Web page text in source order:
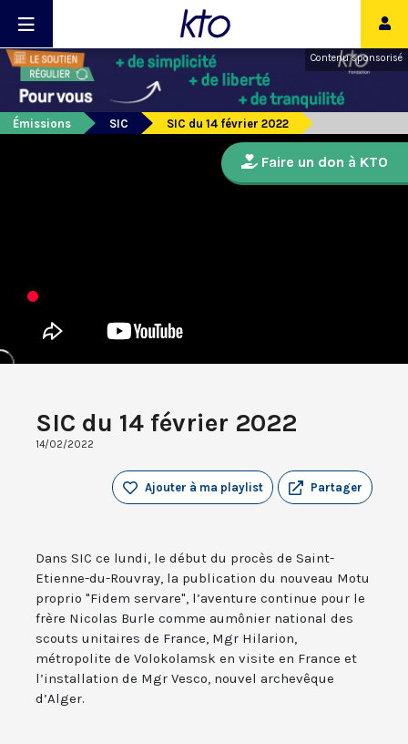
Contenu sponsorisé
Émissions SIC SIC du 14 février 2022
SIC du 14 février 2022
14/02/2022
Partager
Ajouter à ma playlist
Dans SIC ce lundi, le début du procès de Saint-
Etienne-du-Rouvray, la publication du nouveau Motu
proprio "Fidem servare", l’aventure continue pour le
frère Nicolas Burle comme aumônier national des
scouts unitaires de France, Mgr Hilarion,
métropolite de Volokolamsk en visite en France et
l’installation de Mgr Vesco, nouvel archevêque
d’Alger.
Faire un don à KTO